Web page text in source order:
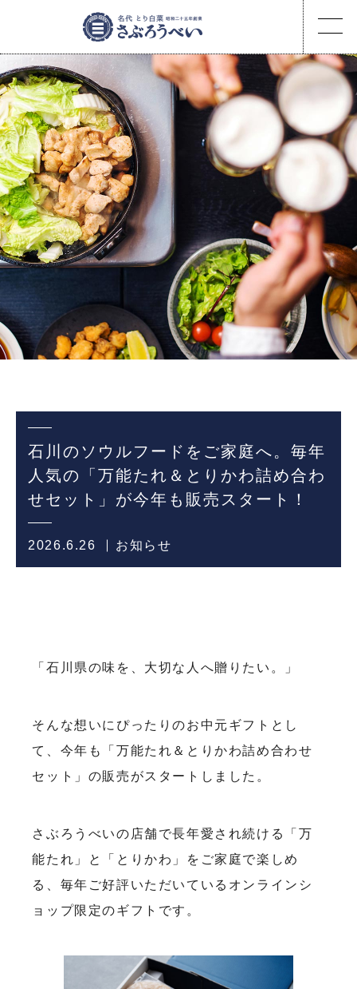
石川のソウルフードをご家庭へ。毎年
人気の「万能たれ＆とりかわ詰め合わ
せセット」が今年も販売スタート！
2026.6.26 お知らせ
「石川県の味を、大切な人へ贈りたい。」
そんな想いにぴったりのお中元ギフトとし
て、今年も「万能たれ＆とりかわ詰め合わせ
セット」の販売がスタートしました。
さぶろうべいの店舗で長年愛され続ける「万
能たれ」と「とりかわ」をご家庭で楽しめ
る、毎年ご好評いただいているオンラインシ
ョップ限定のギフトです。